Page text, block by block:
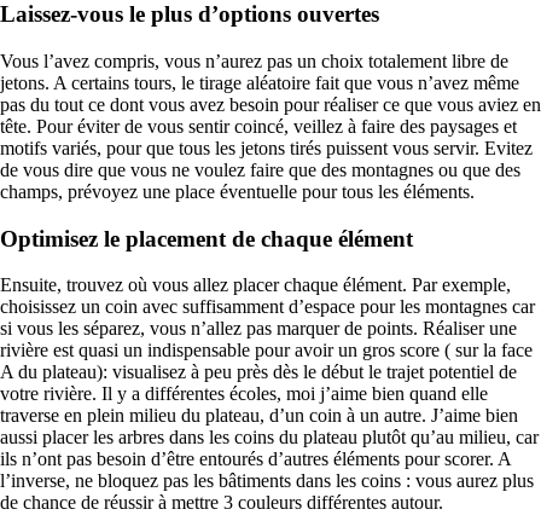
Laissez-vous le plus d’options ouvertes
Vous l’avez compris, vous n’aurez pas un choix totalement libre de
jetons. A certains tours, le tirage aléatoire fait que vous n’avez même
pas du tout ce dont vous avez besoin pour réaliser ce que vous aviez en
tête. Pour éviter de vous sentir coincé, veillez à faire des paysages et
motifs variés, pour que tous les jetons tirés puissent vous servir. Evitez
de vous dire que vous ne voulez faire que des montagnes ou que des
champs, prévoyez une place éventuelle pour tous les éléments.
Optimisez le placement de chaque élément
Ensuite, trouvez où vous allez placer chaque élément. Par exemple,
choisissez un coin avec suffisamment d’espace pour les montagnes car
si vous les séparez, vous n’allez pas marquer de points. Réaliser une
rivière est quasi un indispensable pour avoir un gros score ( sur la face
A du plateau): visualisez à peu près dès le début le trajet potentiel de
votre rivière. Il y a différentes écoles, moi j’aime bien quand elle
traverse en plein milieu du plateau, d’un coin à un autre. J’aime bien
aussi placer les arbres dans les coins du plateau plutôt qu’au milieu, car
ils n’ont pas besoin d’être entourés d’autres éléments pour scorer. A
l’inverse, ne bloquez pas les bâtiments dans les coins : vous aurez plus
de chance de réussir à mettre 3 couleurs différentes autour.